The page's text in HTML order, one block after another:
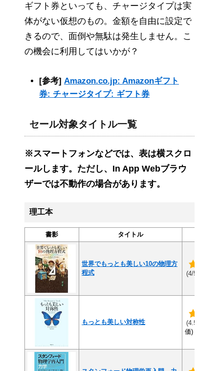
ギフト券といっても、チャージタイプは実
体がない仮想のもの。金額を自由に設定で
きるので、面倒や無駄は発生しません。こ
の機会に利用してはいかが？
[参考] Amazon.co.jp: Amazonギフト
券: チャージタイプ: ギフト券
セール対象タイトル一覧
※スマートフォンなどでは、表は横スクロ
ールします。ただし、In App Webブラウ
ザーでは不動作の場合があります。
理工本
書影 タイトル
世界でもっとも美しい10の物理方
程式
(4/5)
もっとも美しい対称性 (4.5/5)
価)